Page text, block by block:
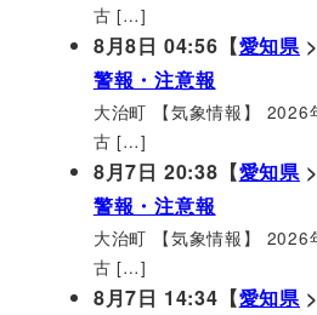
古 […]
8月8日 04:56【愛知県 >
警報・注意報
大治町 【気象情報】
古 […]
8月7日 20:38【愛知県 >
警報・注意報
大治町 【気象情報】
古 […]
8月7日 14:34【愛知県 >